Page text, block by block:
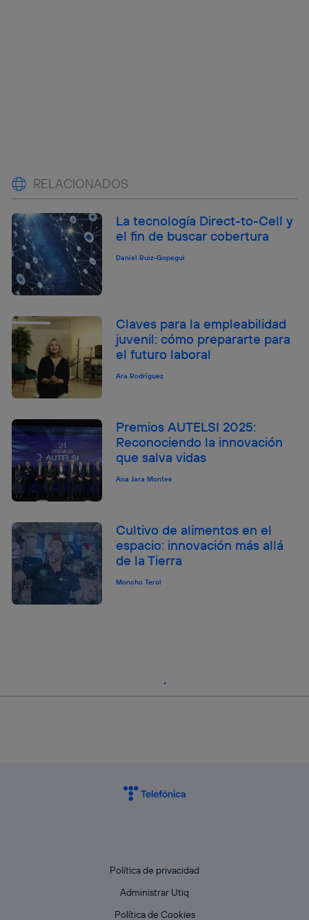
RELACIONADOS
La tecnología Direct-to-Cell y
el fin de buscar cobertura
Daniel Ruiz-Gopegui
Claves para la empleabilidad
juvenil: cómo prepararte para
el futuro laboral
Ara Rodríguez
Premios AUTELSI 2025:
Reconociendo la innovación
que salva vidas
Ana Jara Montes
Cultivo de alimentos en el
espacio: innovación más allá
de la Tierra
Moncho Terol
Política de privacidad
Administrar Utiq
Política de Cookies